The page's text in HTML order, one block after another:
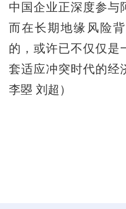
中国企业正深度参与
而在长期地缘风险
的，或许已不仅仅是
套适应冲突时代的经
李曌 刘超）